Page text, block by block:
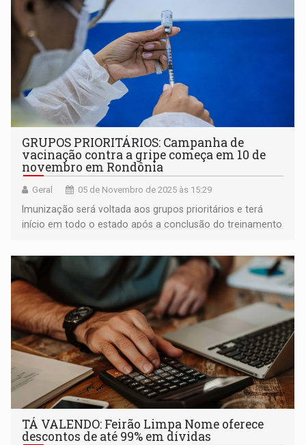
GRUPOS PRIORITÁRIOS: Campanha de
vacinação contra a gripe começa em 10 de
novembro em Rondônia
Geral 05 de Novembro de 2025 às 15:29
Imunização será voltada aos grupos prioritários e terá
início em todo o estado após a conclusão do treinamento
TÁ VALENDO: Feirão Limpa Nome oferece
descontos de até 99% em dívidas